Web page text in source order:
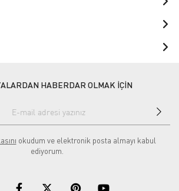
HABERDAR OLMAK İÇİN
okudum ve elektronik posta almayı kabul
ediyorum.